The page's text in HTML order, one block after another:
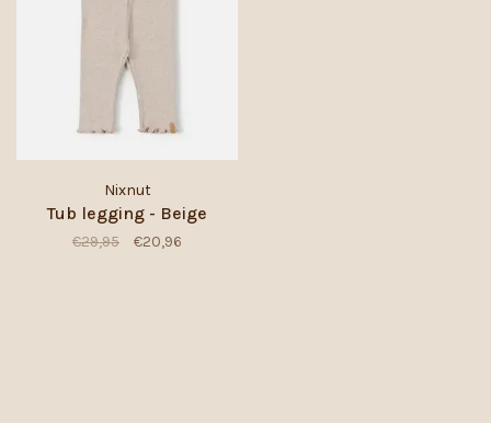
Nixnut
Tub legging - Beige
€29,95 €20,96